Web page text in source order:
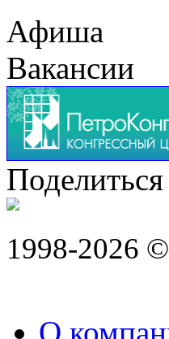
Афиша
Вакансии
1998-2026
О